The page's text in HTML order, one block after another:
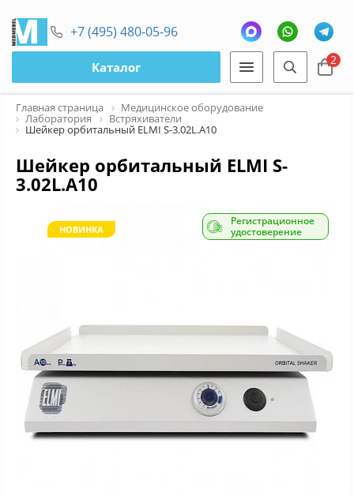
+7 (495) 480-05-96
Каталог 2
Главная страница Медицинское оборудование
Лаборатория Встряхиватели
Шейкер орбитальный ELMI S-3.02L.А10
Шейкер орбитальный ELMI S-
3.02L.А10
НОВИНКА
Регистрационное
удостоверение